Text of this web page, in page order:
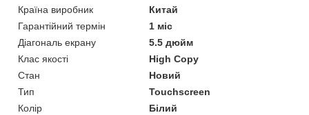
Країна виробник
Китай
Гарантійний термін
1 міс
Діагональ екрану
5.5 дюйм
Клас якості
High Copy
Стан
Новий
Тип
Touchscreen
Колір
Білий